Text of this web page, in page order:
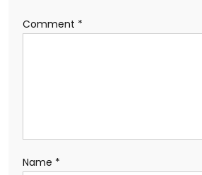
Comment *
Name *